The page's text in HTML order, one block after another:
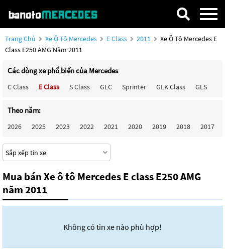
Trang Chủ Xe Ô Tô Mercedes E Class 2011
Xe Ô Tô Mercedes E
Class E250 AMG Năm 2011
Các dòng xe phổ biến của Mercedes
C Class E Class S Class GLC Sprinter GLK Class GLS
Theo năm:
2026 2025 2023 2022 2021 2020 2019 2018 2017
Mua bán Xe ô tô Mercedes E class E250 AMG
năm 2011
Không có tin xe nào phù hợp!